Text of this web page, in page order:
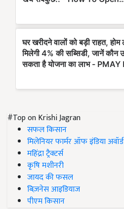
#Top on Krishi Jagran
सफल किसान
मिलेनियर फार्मर ऑफ इंडिया अवॉर्ड
महिंद्रा ट्रैक्टर्स
कृषि मशीनरी
जायद की फसल
बिज़नेस आइडियाज
पीएम किसान